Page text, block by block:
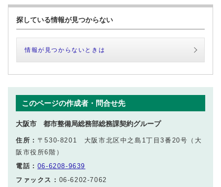
探している情報が見つからない
情報が見つからないときは
このページの作成者・問合せ先
大阪市 都市整備局総務部総務課契約グループ
住所： 〒530-8201 大阪市北区中之島1丁目3番20号（大
阪市役所6階）
電話： 06-6208-9639
ファックス： 06-6202-7062